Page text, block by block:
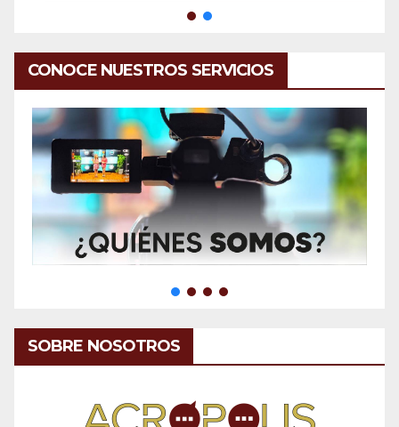
CONOCE NUESTROS SERVICIOS
SOBRE NOSOTROS